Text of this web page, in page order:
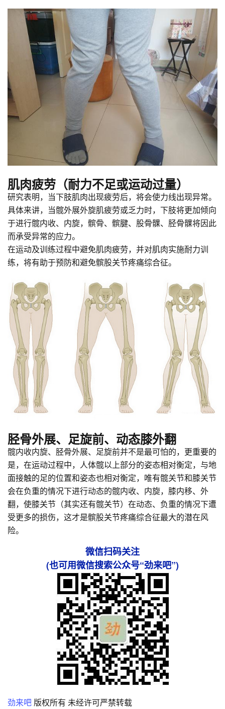
肌肉疲劳（耐力不足或运动过量）
研究表明，当下肢肌肉出现疲劳后，将会使力线出现异常。
具体来讲，当髋外展外旋肌疲劳或乏力时，下肢将更加倾向
于进行髋内收、内旋，髌骨、髌腱、股骨髁、胫骨髁将因此
而承受异常的应力。
在运动及训练过程中避免肌肉疲劳，并对肌肉实施耐力训
练，将有助于预防和避免髌股关节疼痛综合征。
胫骨外展、足旋前、动态膝外翻
髋内收内旋、胫骨外展、足旋前并不是最可怕的，更重要的
是，在运动过程中，人体髋以上部分的姿态相对衡定，与地
面接触的足的位置和姿态也相对衡定，唯有髋关节和膝关节
会在负重的情况下进行动态的髋内收、内旋，膝内移、外
翻，使膝关节（其实还有髋关节）在动态、负重的情况下遭
受更多的损伤，这才是髌股关节疼痛综合征最大的潜在风
险。
微信扫码关注
(也可用微信搜索公众号“劲来吧”)
劲来吧 版权所有 未经许可严禁转载